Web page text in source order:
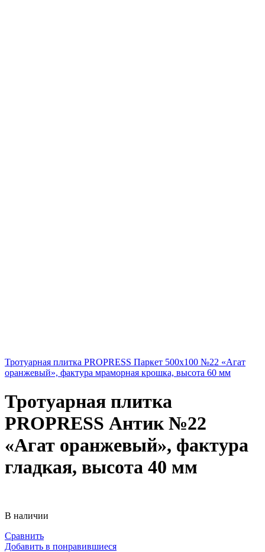
Тротуарная плитка PROPRESS Паркет 500х100 №22 «Агат
оранжевый», фактура мраморная крошка, высота 60 мм
Тротуарная плитка
PROPRESS Антик №22
«Агат оранжевый», фактура
гладкая, высота 40 мм
В наличии
Сравнить
Добавить в понравившиеся